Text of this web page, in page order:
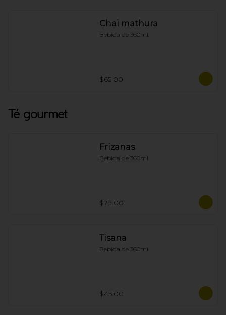
Chai mathura
Bebida de 360ml.
$65.00
Té gourmet
Frizanas
Bebida de 360ml.
$79.00
Tisana
Bebida de 360ml.
$45.00